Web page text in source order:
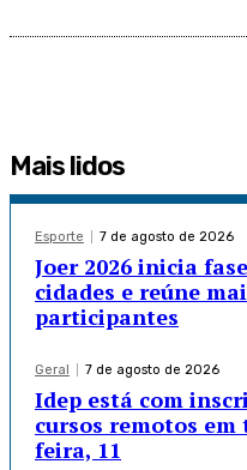
Mais lidos
Esporte 7 de agosto de 2026
Joer 2026 inicia
cidades e reúne
participantes
Geral 7 de agosto de 2026
Idep está com
cursos remotos
feira, 11